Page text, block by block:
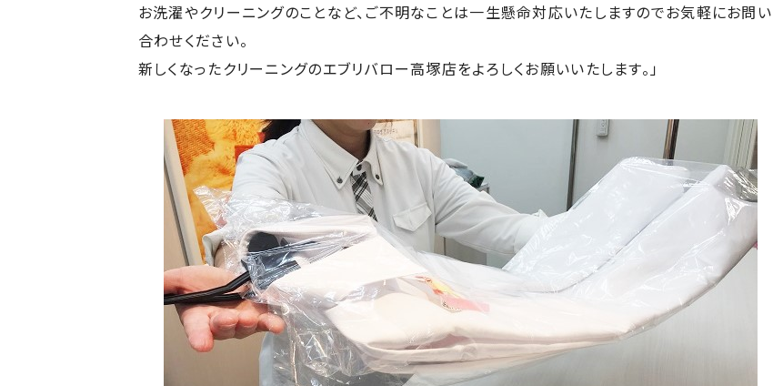
お洗濯やクリーニングのことなど、ご不明なことは一生懸命対応いたしますのでお気軽にお問い
合わせください。
新しくなったクリーニングのエブリバロー高塚店をよろしくお願いいたします。」